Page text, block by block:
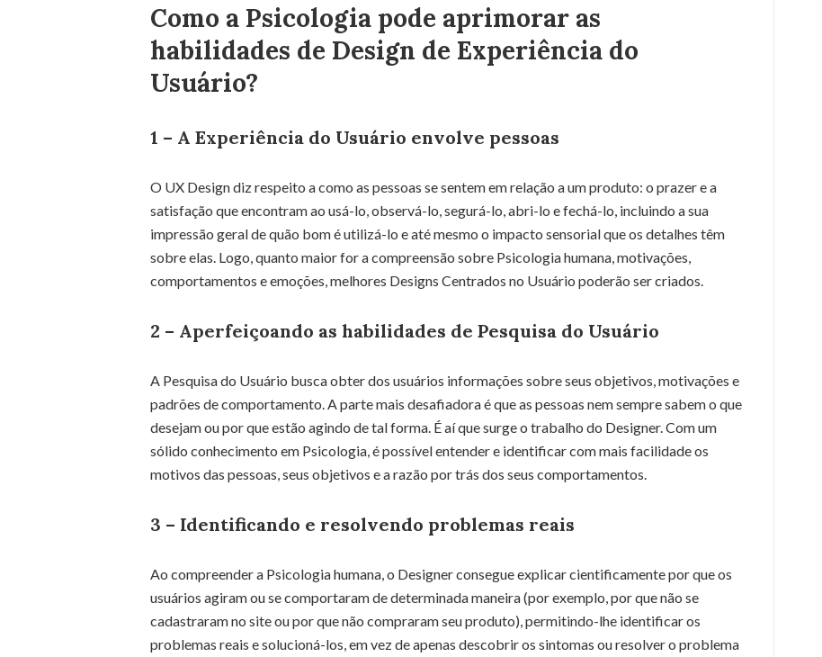
Como a Psicologia pode aprimorar as
habilidades de Design de Experiência do
Usuário?
1 – A Experiência do Usuário envolve pessoas
O UX Design diz respeito a como as pessoas se sentem em relação a um produto: o prazer e a
satisfação que encontram ao usá-lo, observá-lo, segurá-lo, abri-lo e fechá-lo, incluindo a sua
impressão geral de quão bom é utilizá-lo e até mesmo o impacto sensorial que os detalhes têm
sobre elas. Logo, quanto maior for a compreensão sobre Psicologia humana, motivações,
comportamentos e emoções, melhores Designs Centrados no Usuário poderão ser criados.
2 – Aperfeiçoando as habilidades de Pesquisa do Usuário
A Pesquisa do Usuário busca obter dos usuários informações sobre seus objetivos, motivações e
padrões de comportamento. A parte mais desafiadora é que as pessoas nem sempre sabem o que
desejam ou por que estão agindo de tal forma. É aí que surge o trabalho do Designer. Com um
sólido conhecimento em Psicologia, é possível entender e identificar com mais facilidade os
motivos das pessoas, seus objetivos e a razão por trás dos seus comportamentos.
3 – Identificando e resolvendo problemas reais
Ao compreender a Psicologia humana, o Designer consegue explicar cientificamente por que os
usuários agiram ou se comportaram de determinada maneira (por exemplo, por que não se
cadastraram no site ou por que não compraram seu produto), permitindo-lhe identificar os
problemas reais e solucioná-los, em vez de apenas descobrir os sintomas ou resolver o problema